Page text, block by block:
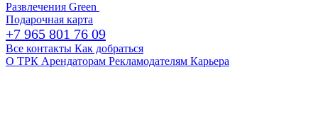
Развлечения Green
Подарочная карта
+7 965 801 76 09
Все контакты Как добраться
О ТРК Арендаторам Рекламодателям Карьера